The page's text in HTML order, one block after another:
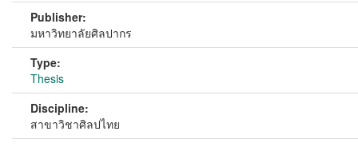
Publisher:
มหาวิทยาลัยศิลปากร
Type:
Thesis
Discipline:
สาขาวิชาศิลปไทย